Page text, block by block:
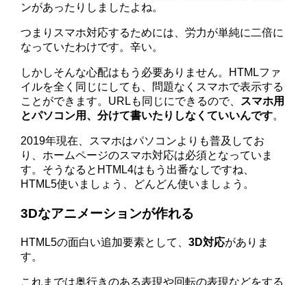
ンがあったりしましたよね。
つまりスマホ対応するためには、労力が単純に二倍に
なっていたわけです。辛い。
しかしそんな心配はもう必要ありません。HTMLファ
イルを全く同じにしても、問題なくスマホで表示する
ことができます。URLも同じにできるので、 スマホ用
とパソコン用、分けて書いたりしなくていいんです。
2019年現在、スマホはパソコンよりも普及してお
り、ホームページのスマホ対応は必須となっていま
す。そうなるとHTML4はもう出番なしですね、
HTML5使いましょう、どんどん使いましょう。
3Dなアニメーションが作れる
HTML5の面白い追加要素として、3D対応がありま
す。
これまでは奥行きのある表現や回転の表現などをする